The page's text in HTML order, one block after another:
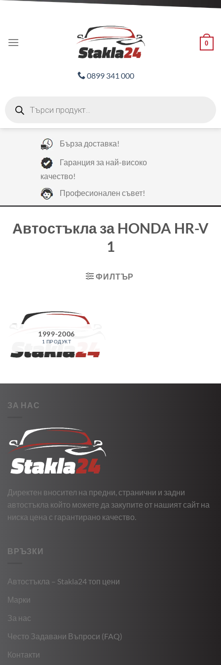
0
0899 341 000
search
Бърза доставка!
Гаранция за най-високо
качество!
Професионален съвет!
Автостъкла за HONDA HR-V
1
ФИЛТЪР
1999-2006
1 ПРОДУКТ
ЗА НАС
Директен вносител на предни, странични и задни
автостъкла който можете да закупите от нашият сайт на
ниска цена с гарантирано качество.
ВРЪЗКИ
Автостъкла – Stakla24 топ цени
Марки
За нас
Често Задавани Въпроси (FAQ)
Контакти